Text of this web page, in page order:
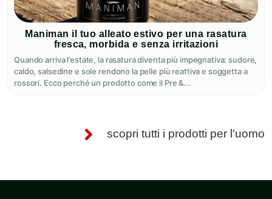
Maniman il tuo alleato estivo per una rasatura
fresca, morbida e senza irritazioni
Quando arriva l’estate, la rasatura diventa più impegnativa: sudore,
caldo, salsedine e sole rendono la pelle più reattiva e soggetta a
rossori. Ecco perché un prodotto come il Pre &...
scopri tutti i prodotti per l'uomo